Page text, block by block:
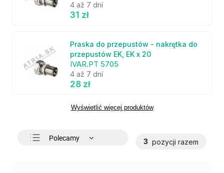
4 až 7 dní
31 zł
Praska do przepustów - nakrętka do
przepustów EK, EK x 20
IVAR.PT 5705
4 až 7 dní
28 zł
Wyświetlić więcej produktów
Polecamy
3 pozycji razem